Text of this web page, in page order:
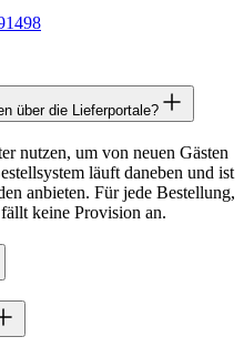
über die Lieferportale?
nutzen, um von neuen Gästen
läuft daneben und ist
anbieten. Für jede Bestellung,
keine Provision an.